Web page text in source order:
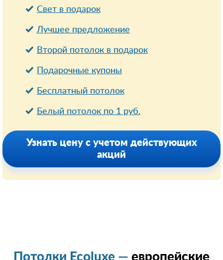
Свет в подарок
Лучшее предложение
Второй потолок в подарок
Подарочные купоны
Бесплатный потолок
Белый потолок по 1 руб.
Узнать цену с учетом действующих
акций
Потолки Ecoluxe — европейские